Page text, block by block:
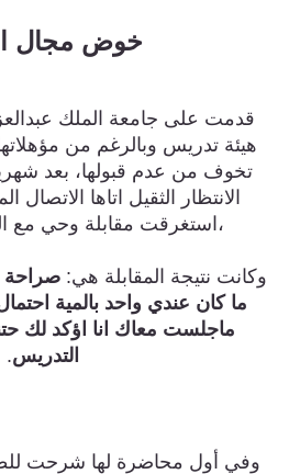
خوض مجال
قدمت على جامعة الملك
هيئة تدريس وبالرغم من
تخوف من عدم قبولها، بعد
الانتظار الثقيل اتاها الاتصال
،استغرقت مقابلة وحي مع العميدة
وكانت نتيجة المقابلة هي: صراحة
ما كان عندي واحد بالمية
ماجلست معاك انا اؤكد لك
التدريس.
وفي أول محاضرة لها شرحت